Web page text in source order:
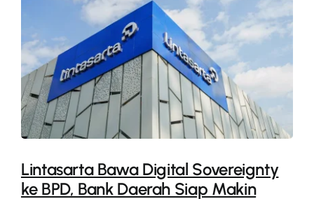
Lintasarta Bawa Digital Sovereignty
ke BPD, Bank Daerah Siap Makin